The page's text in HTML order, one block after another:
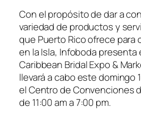
Con el propósito de dar a
variedad de productos y
que Puerto Rico ofrece para
en la Isla, Infoboda presenta
Caribbean Bridal Expo &
llevará a cabo este domingo
el Centro de Convenciones
de 11:00 am a 7:00 pm.